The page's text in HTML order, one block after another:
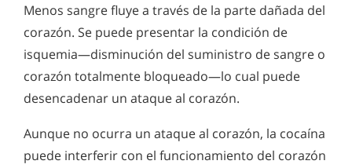
Menos sangre fluye a través de la parte dañada del
corazón. Se puede presentar la condición de
isquemia—disminución del suministro de sangre o
corazón totalmente bloqueado—lo cual puede
desencadenar un ataque al corazón.
Aunque no ocurra un ataque al corazón, la cocaína
puede interferir con el funcionamiento del corazón